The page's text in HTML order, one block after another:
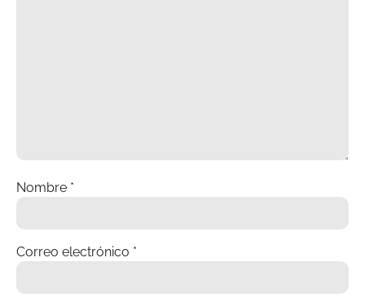
Nombre *
Correo electrónico *